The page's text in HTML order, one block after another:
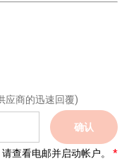
应商的迅速回覆)
确认
查看电邮并启动帐户。